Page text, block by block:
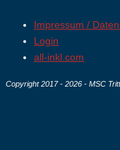
Impressum /
Login
all-inkl.com
Copyright 2017 - 2026 - MSC